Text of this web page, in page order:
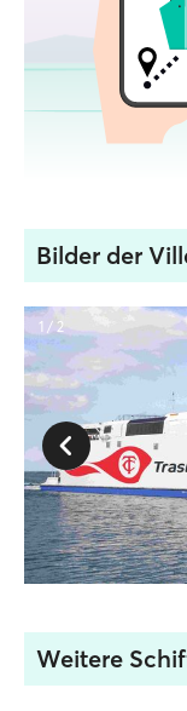
Bilder der
1 / 2
Weitere